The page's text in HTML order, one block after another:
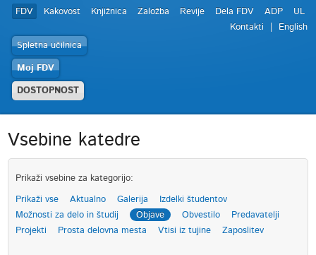
FDV Kakovost Knjižnica Založba Revije Dela FDV ADP
UL
Kontakti
English
Spletna učilnica
Moj FDV
DOSTOPNOST
Vsebine katedre
Prikaži vsebine za kategorijo:
Prikaži vse Aktualno Galerija
Izdelki študentov
Možnosti za delo in študij
Objave Obvestilo
Predavatelji
Projekti
Prosta delovna mesta Vtisi iz tujine Zaposlitev